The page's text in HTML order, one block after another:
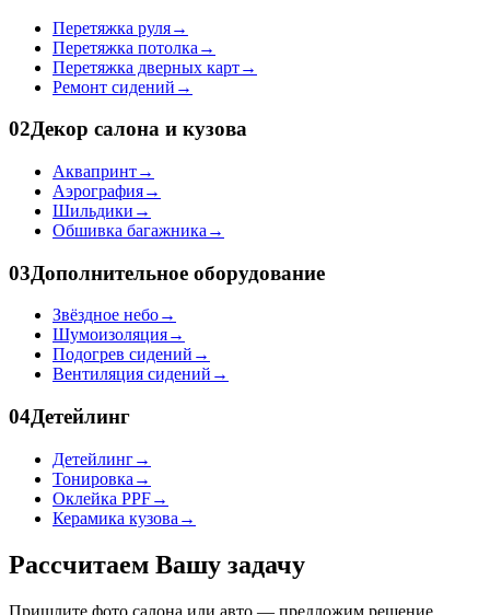
Перетяжка руля→
Перетяжка потолка →
Перетяжка дверных карт→
Ремонт сидений →
02Декор салона и кузова
Аквапринт→
Аэрография→
Шильдики →
Обшивка багажника →
03Дополнительное оборудование
Звёздное небо→
Шумоизоляция→
Подогрев сидений →
Вентиляция сидений →
04Детейлинг
Детейлинг→
Тонировка →
Оклейка PPF→
Керамика кузова →
Рассчитаем Вашу задачу
Пришлите фото салона или авто — предложим решение,